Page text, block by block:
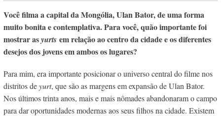
Você filma a capital da Mongólia, Ulan Bator, de uma forma
muito bonita e contemplativa. Para você, quão importante foi
mostrar asyurts em relação ao centro da cidade e os diferentes
desejos dos jovens em ambos os lugares?
Para mim, era importante posicionar o universo central do filme nos
distritos deyurt, que são as margens em expansão de Ulan Bator.
Nos últimos trinta anos, mais e mais nômades abandonaram o campo
para dar oportunidades modernas aos seus filhos na cidade. Existem